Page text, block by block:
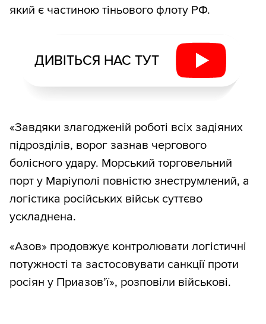
який є частиною тіньового флоту РФ.
ДИВІТЬСЯ НАС ТУТ
«Завдяки злагодженій роботі всіх задіяних
підрозділів, ворог зазнав чергового
болісного удару. Морський торговельний
порт у Маріуполі повністю знеструмлений, а
логістика російських військ суттєво
ускладнена.
«Азов» продовжує контролювати логістичні
потужності та застосовувати санкції проти
росіян у Приазов’ї», розповіли військові.